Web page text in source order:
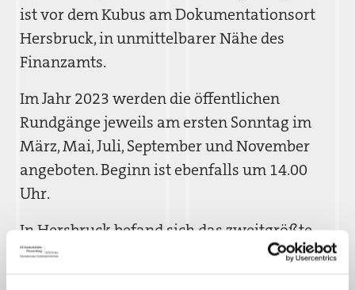
ist vor dem Kubus am Dokumentationsort
Hersbruck, in unmittelbarer Nähe des
Finanzamts.
Im Jahr 2023 werden die öffentlichen
Rundgänge jeweils am ersten Sonntag im
März, Mai, Juli, September und November
angeboten. Beginn ist ebenfalls um 14.00
Uhr.
In Hersbruck befand sich das zweitgrößte
Außenlager des Konzentrationslagers